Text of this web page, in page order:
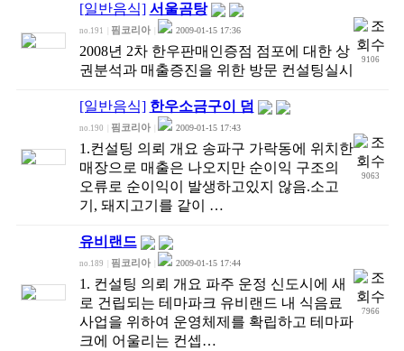
[일반음식] 서울곰탕
no.191 핌코리아 2009-01-15 17:36
2008년 2차 한우판매인증점 점포에 대한 상
권분석과 매출증진을 위한 방문 컨설팅실시
9106
[일반음식] 한우소금구이 덤
no.190 핌코리아 2009-01-15 17:43
1.컨설팅 의뢰 개요 송파구 가락동에 위치한
매장으로 매출은 나오지만 순이익 구조의
오류로 순이익이 발생하고있지 않음.소고
기, 돼지고기를 같이 …
9063
유비랜드
no.189 핌코리아 2009-01-15 17:44
1. 컨설팅 의뢰 개요 파주 운정 신도시에 새
로 건립되는 테마파크 유비랜드 내 식음료
사업을 위하여 운영체제를 확립하고 테마파
크에 어울리는 컨셉…
7966